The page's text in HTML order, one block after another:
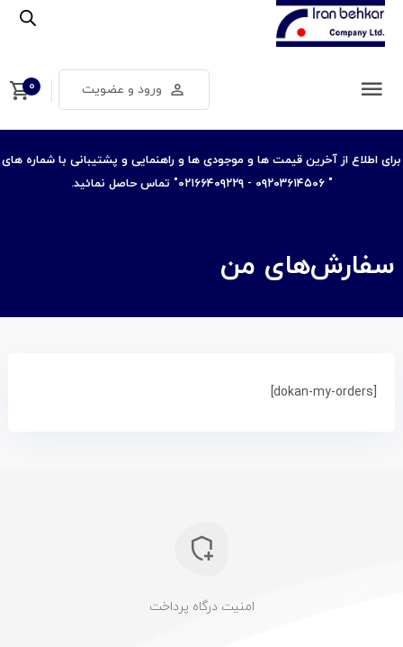
۰ ورود و عضویت
برای اطلاع از آخرین قیمت ها و موجودی ها و راهنمایی و پشتیبانی با شماره های
" ۰۹۲۰۳۶۱۴۵۰۶ - ۰۲۱۶۶۴۰۹۲۲۹" تماس حاصل نمائید.
سفارش‌های من
امنیت درگاه پرداخت